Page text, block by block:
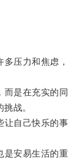
压力和焦虑，
是在充实的同
战。
自己快乐的事
安易生活的重